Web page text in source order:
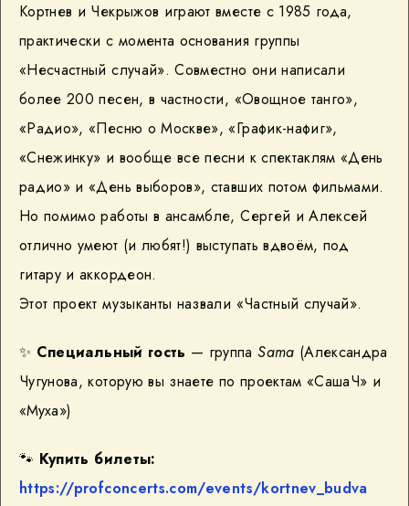
Кортнев и Чекрыжов играют вместе с 1985 года,
практически с момента основания группы
«Несчастный случай». Совместно они написали
более 200 песен, в частности, «Овощное танго»,
«Радио», «Песню о Москве», «График-нафиг»,
«Снежинку» и вообще все песни к спектаклям «День
радио» и «День выборов», ставших потом фильмами.
Но помимо работы в ансамбле, Сергей и Алексей
отлично умеют (и любят!) выступать вдвоём, под
гитару и аккордеон.
Этот проект музыканты назвали «Частный случай».
✨ Специальный гость — группаSama (Александра
Чугунова, которую вы знаете по проектам «СашаЧ» и
«Муха»)
🐾 Купить билеты:
https://profconcerts.com/events/kortnev_budva